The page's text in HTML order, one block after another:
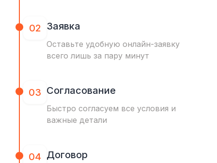
02 Заявка
Оставьте удобную онлайн-заявку
всего лишь за пару минут
03 Согласование
Быстро согласуем все условия и
важные детали
04 Договор